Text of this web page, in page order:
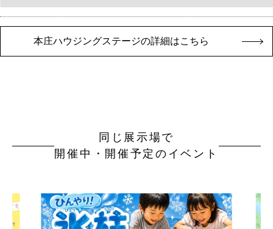
本庄ハウジングステージの詳細はこちら
同じ展示場で
開催中・開催予定のイベント